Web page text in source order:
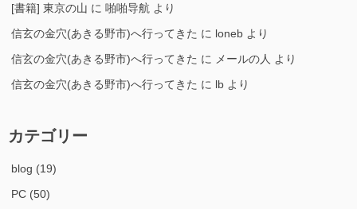
[書籍] 東京の山 に 啪啪导航 より
信玄の金穴(あきる野市)へ行ってきた に loneb より
信玄の金穴(あきる野市)へ行ってきた に メールの人 より
信玄の金穴(あきる野市)へ行ってきた に lb より
カテゴリー
blog (19)
PC (50)